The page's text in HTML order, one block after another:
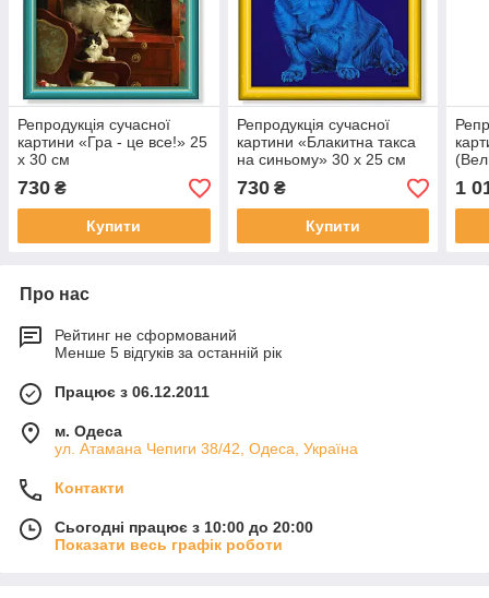
Репродукція сучасної
картини «Гра - це все!» 25
х 30 см
730 ₴
Купити
Репродукція сучасної
картини «Блакитна такса
на синьому» 30 х 25 см
730₴
Купити
1
Про нас
Рейтинг не сформований
Менше 5 відгуків за останній рік
Працює з 06.12.2011
м. Одеса
ул. Атамана Чепиги 38/42, Одеса, Україна
Контакти
Сьогодні працює з 10:00 до 20:00
Показати весь графік роботи